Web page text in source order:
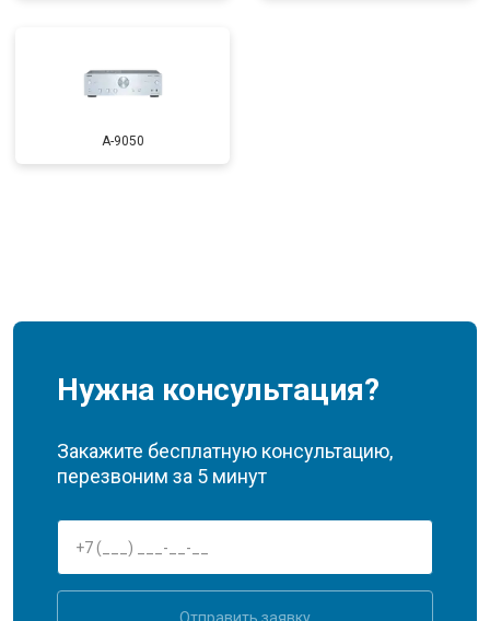
A-9050
Нужна консультация?
Закажите бесплатную консультацию,
перезвоним за 5 минут